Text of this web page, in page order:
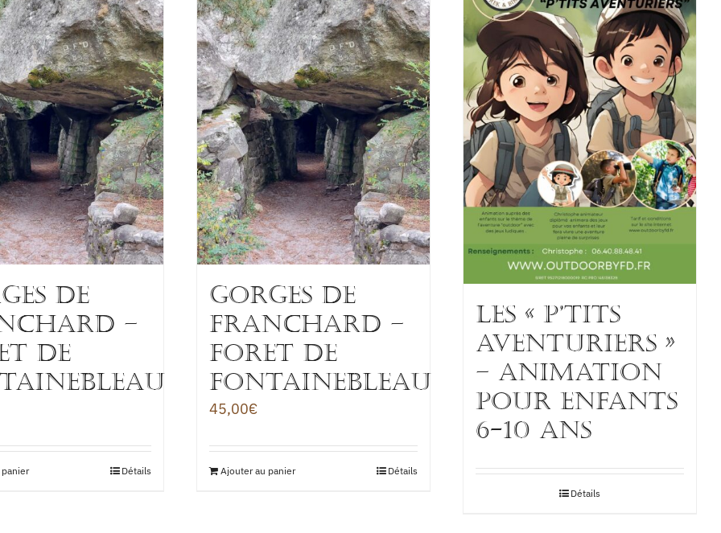
DE
–
DE
Détails
GORGES DE
FRANCHARD –
FORET DE
FONTAINEBLEAU
45,00€
Ajouter au panier Détails
Les « p’tits
aventuriers »
– Animation
pour enfants
6-10 ans
Détails